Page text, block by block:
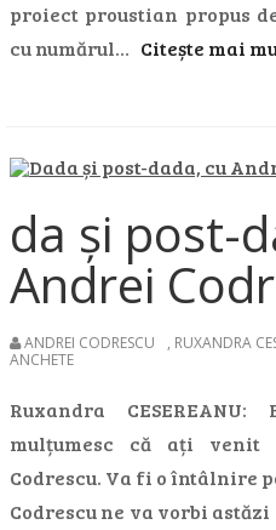
proiect proustian propus
cu numărul… Citește mai
da și post-
Andrei
ANDREI CODRESCU , RUXANDRA
ANCHETE
Ruxandra
mulțumesc că ați
Codrescu. Va fi o întâlnire
Codrescu ne va vorbi